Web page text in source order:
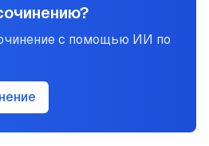
с помощью ИИ по